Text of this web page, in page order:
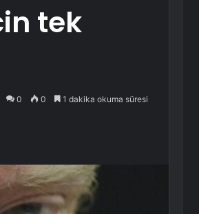
tek
0 0 1 dakika okuma süresi